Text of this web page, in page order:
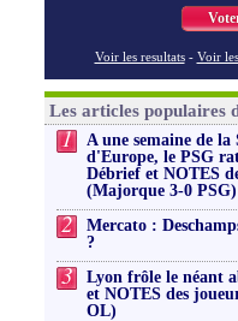
Voir les resultats - Voir
Les articles populaires
1
A une semaine de la
d'Europe, le PSG
Débrief et NOTES
(Majorque 3-0 PSG)
2
Mercato :
?
3
Lyon frôle le néant
et NOTES des
OL)